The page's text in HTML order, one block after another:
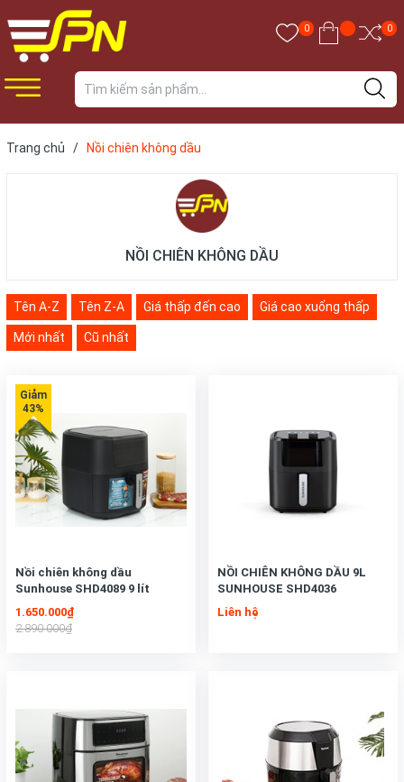
0 0
Trang chủ / Nồi chiên không dầu
NỒI CHIÊN KHÔNG DẦU
Tên A-Z Tên Z-A Giá thấp đến cao Giá cao xuống thấp
Mới nhất Cũ nhất
Nồi chiên không dầu
Sunhouse SHD4089 9 lít
1.650.000₫
2.890.000₫
NỒI CHIÊN KHÔNG DẦU 9L
SUNHOUSE SHD4036
Liên hệ